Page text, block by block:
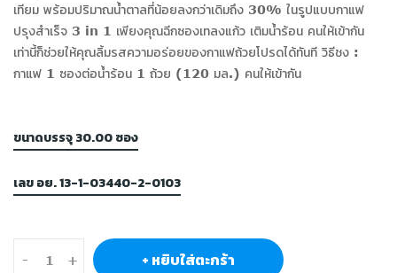
เทียม พร้อมปริมาณน้ำตาลที่น้อยลงกว่าเดิมถึง 30% ในรูปแบบกาแฟ
ปรุงสำเร็จ 3 in 1 เพียงคุณฉีกซองเทลงแก้ว เติมนํ้าร้อน คนให้เข้ากัน
เท่านี้ก็ช่วยให้คุณลิ้มรสความอร่อยของกาแฟถ้วยโปรดได้ทันที วิธีชง :
กาแฟ 1 ซองต่อนํ้าร้อน 1 ถ้วย (120 มล.) คนให้เข้ากัน
ขนาดบรรจุ 30.00 ซอง
เลข อย. 13-1-03440-2-0103
- + + หยิบใส่ตะกร้า